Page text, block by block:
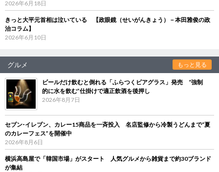
2026年6月18日
きっと大平元首相は泣いている 【政眼鏡（せいがんきょう）－本田雅俊の政
治コラム】
2026年6月10日
グルメ もっと見る
ビールだけ飲むと倒れる「ふらつくビアグラス」発売 “強制
的に水を飲む”仕掛けで適正飲酒を後押し
2026年8月7日
セブン‐イレブン、カレー15商品を一斉投入 名店監修から冷製うどんまで“夏
のカレーフェス”を開催中
2026年8月6日
横浜高島屋で「韓国市場」がスタート 人気グルメから雑貨まで約30ブランド
が集結